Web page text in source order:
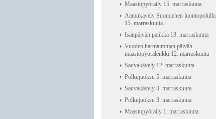
Maastopyöräily 15. marraskuuta
Aamukävely Suomiehen luontopolulla
15. marraskuuta
Isänpäivän patikka 13. marraskuuta
Vuoden harmaimman päivän
maastopyörälenkki 12. marraskuuta
Sauvakävely 12. marraskuuta
Polkujuoksu 5. marraskuuta
Sauvakävely 3. marraskuuta
Polkujuoksu 3. marraskuuta
Maastopyöräily 1. marraskuuta